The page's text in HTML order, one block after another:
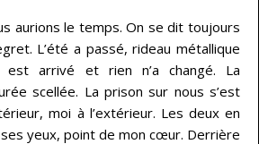
aurions le temps. On se dit toujours
L’été a passé, rideau métallique
est arrivé et rien n’a changé. La
scellée. La prison sur nous s’est
moi à l’extérieur. Les deux en
yeux, point de mon cœur. Derrière